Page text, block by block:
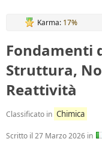
Karma: 17%
Fondamenti
Struttura,
Reattività
Classificato in Chimica
Scritto il 27 Marzo 2026 in